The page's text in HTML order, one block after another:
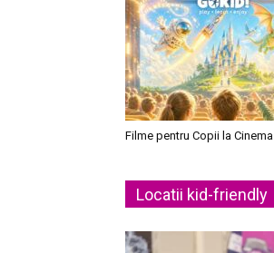
Filme pentru Copii la Cinema
Locatii kid-friendly